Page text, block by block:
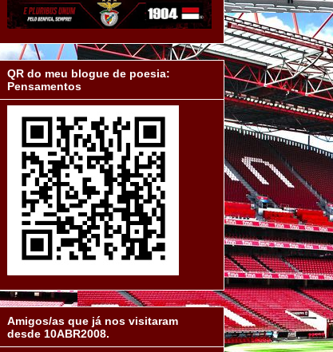
QR do meu blogue de poesia:
Pensamentos
Amigos/as que já nos visitaram
desde 10ABR2008.